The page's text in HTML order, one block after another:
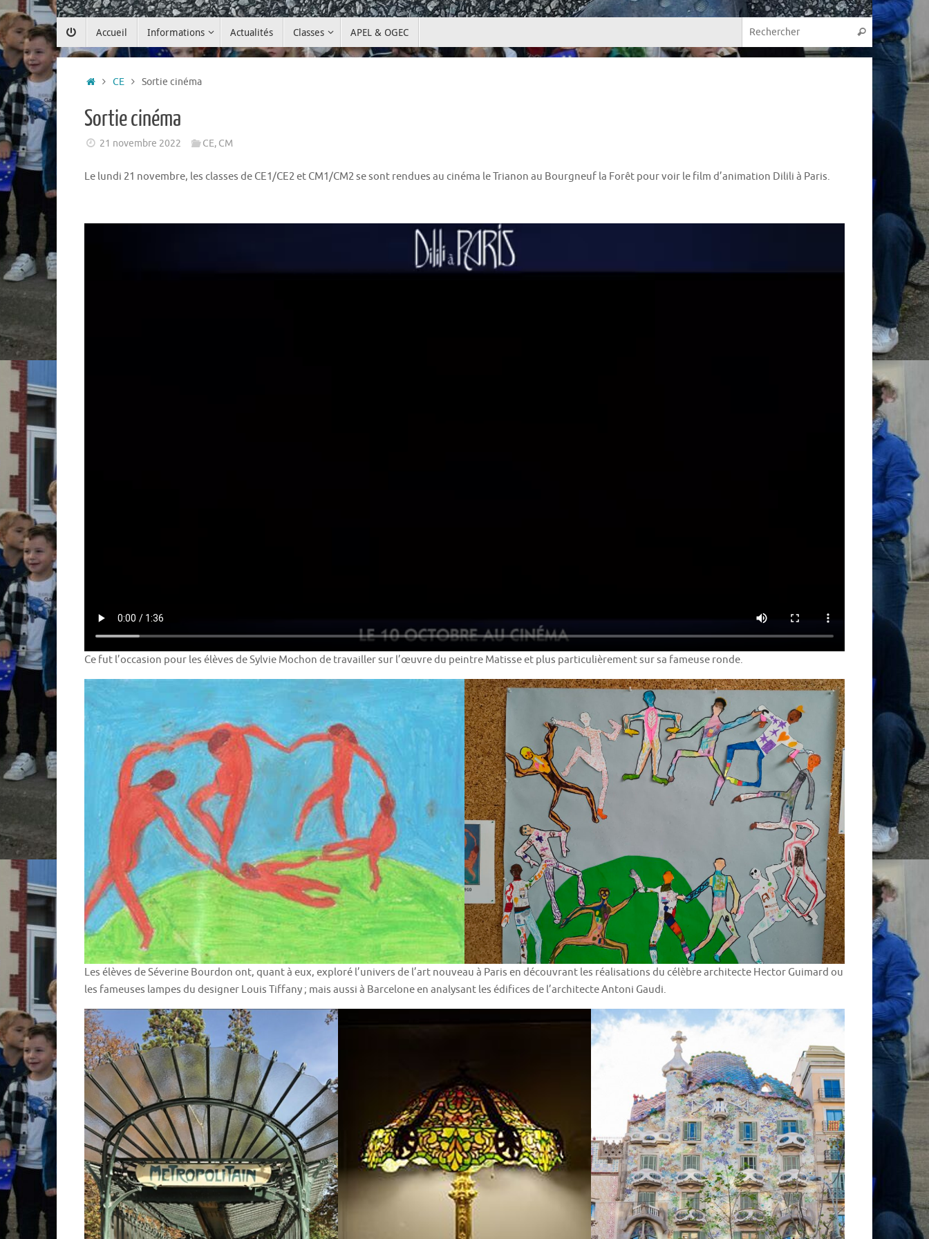
Passer
contenu
Accueil Informations Actualités Classes APEL & OGEC
Recherche
Rechercher
Accueil
CE Sortie cinéma
Sortie cinéma
21 novembre 2022 CE, CM
Le lundi 21 novembre, les classes de CE1/CE2 et CM1/CM2 se sont rendues au cinéma le Trianon au Bourgneuf la Forêt pour voir le film d’animation Dilili à Paris.
Ce fut l’occasion pour les élèves de Sylvie Mochon de travailler sur l’œuvre du peintre Matisse et plus particulièrement sur sa fameuse ronde.
Les élèves de Séverine Bourdon ont, quant à eux, exploré l’univers de l’art nouveau à Paris en découvrant les réalisations du célèbre architecte Hector Guimard ou
les fameuses lampes du designer Louis Tiffany ; mais aussi à Barcelone en analysant les édifices de l’architecte Antoni Gaudi.